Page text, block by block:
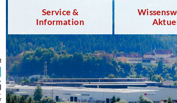
Service &
Information
Aktuell